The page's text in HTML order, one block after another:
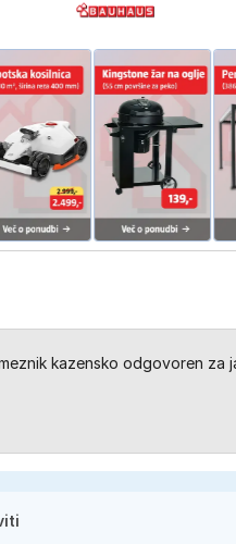
kazensko odgovoren